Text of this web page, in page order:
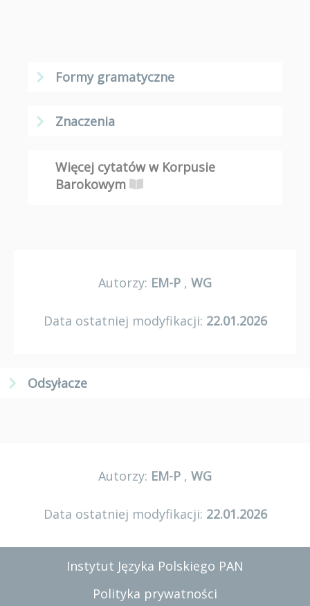
Formy gramatyczne
Znaczenia
Więcej cytatów w Korpusie
Barokowym
Autorzy: EM-P , WG
Data ostatniej modyfikacji: 22.01.2026
Odsyłacze
Autorzy: EM-P , WG
Data ostatniej modyfikacji: 22.01.2026
Instytut Języka Polskiego PAN
Polityka prywatności